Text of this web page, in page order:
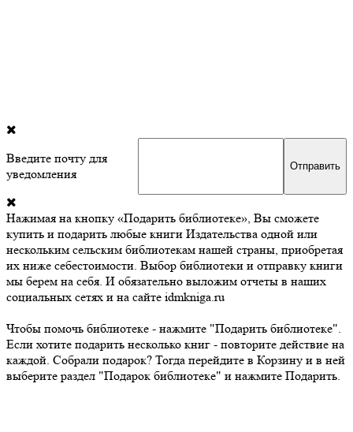
Введите почту для
уведомления
Нажимая на кнопку «Подарить библиотеке», Вы сможете
купить и подарить любые книги Издательства одной или
нескольким сельским библиотекам нашей страны, приобретая
их ниже себестоимости. Выбор библиотеки и отправку книги
мы берем на себя. И обязательно выложим отчеты в наших
социальных сетях и на сайте idmkniga.ru
Чтобы помочь библиотеке - нажмите "Подарить библиотеке".
Если хотите подарить несколько книг - повторите действие на
каждой. Собрали подарок? Тогда перейдите в Корзину и в ней
выберите раздел "Подарок библиотеке" и нажмите Подарить.